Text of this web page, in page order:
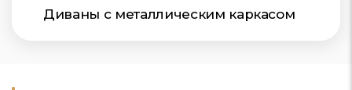
Диваны с металлическим каркасом